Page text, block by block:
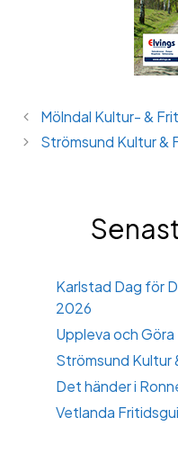
Mölndal Kultur- &
Strömsund Kultur &
Karlstad Dag för
2026
Uppleva och
Strömsund Kultur
Det händer i
Vetlanda